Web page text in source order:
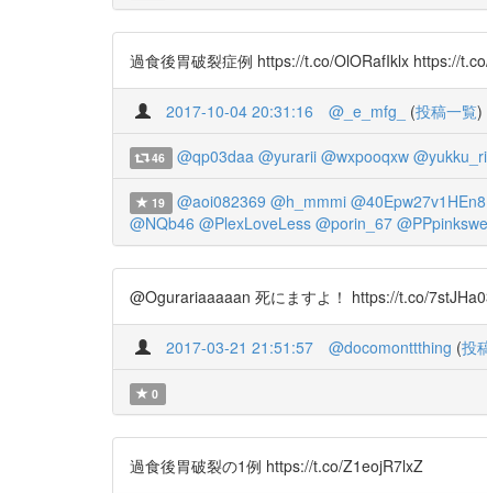
過食後胃破裂症例 https://t.co/OlORafIklx https://
2017-10-04 20:31:16 @_e_mfg_ (投稿一覧)
46 @qp03daa @yurarii @wxpooqxw @yukku_ri
19 @aoi082369 @h_mmmi
@NQb46 @PlexLoveLess @porin_67
@Ogurariaaaaan 死にますよ！ https://t.co/
2017-03-21 21:51:57 @docomonttthing (投
0
過食後胃破裂の1例 https://t.co/Z1eojR7lxZ